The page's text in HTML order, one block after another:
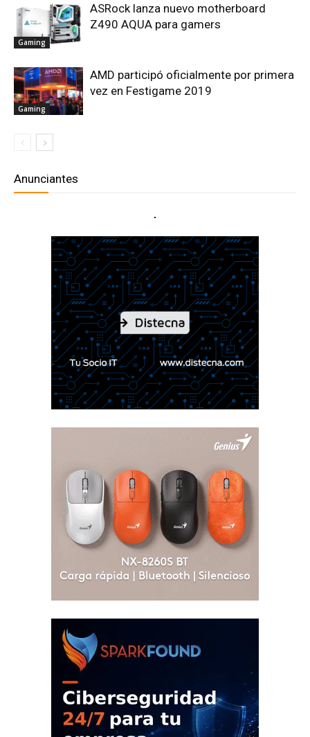
Gaming
ASRock lanza nuevo motherboard
Z490 AQUA para gamers
Gaming
AMD participó oficialmente por primera
vez en Festigame 2019
Anunciantes